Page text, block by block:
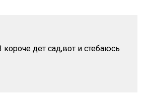
дет сад,вот и стебаюсь